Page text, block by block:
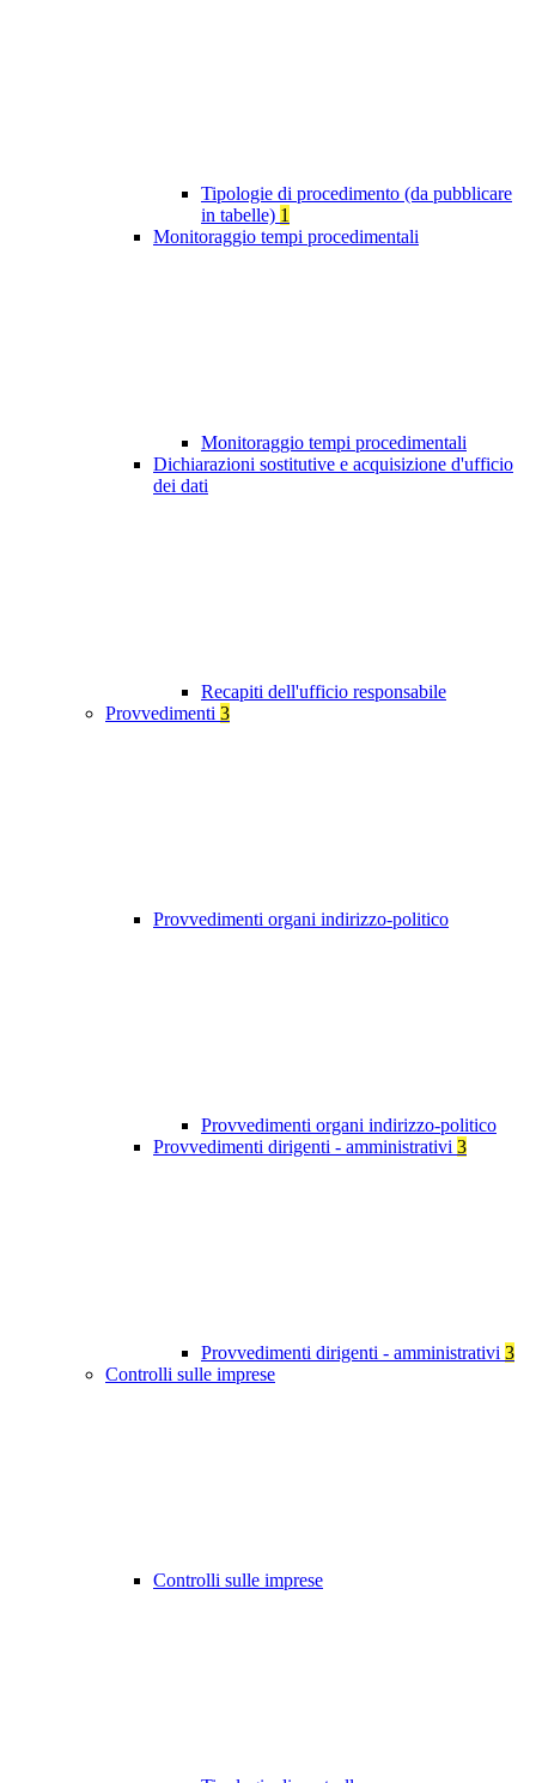
Tipologie di procedimento (da pubblicare
in tabelle) 1
Monitoraggio tempi procedimentali
Monitoraggio tempi procedimentali
Dichiarazioni sostitutive e acquisizione d'ufficio
dei dati
Recapiti dell'ufficio responsabile
Provvedimenti 3
Provvedimenti organi indirizzo-politico
Provvedimenti organi indirizzo-politico
Provvedimenti dirigenti - amministrativi 3
Provvedimenti dirigenti - amministrativi 3
Controlli sulle imprese
Controlli sulle imprese